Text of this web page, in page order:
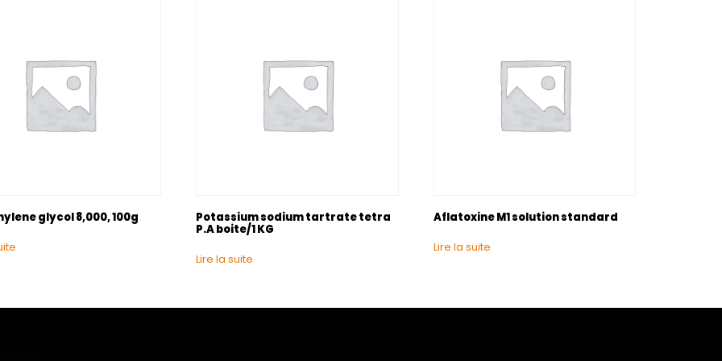
glycol 8,000, 100g
Potassium sodium tartrate tetra
P.A boite/1 KG
Lire la suite
Aflatoxine M1 solution standard
Lire la suite